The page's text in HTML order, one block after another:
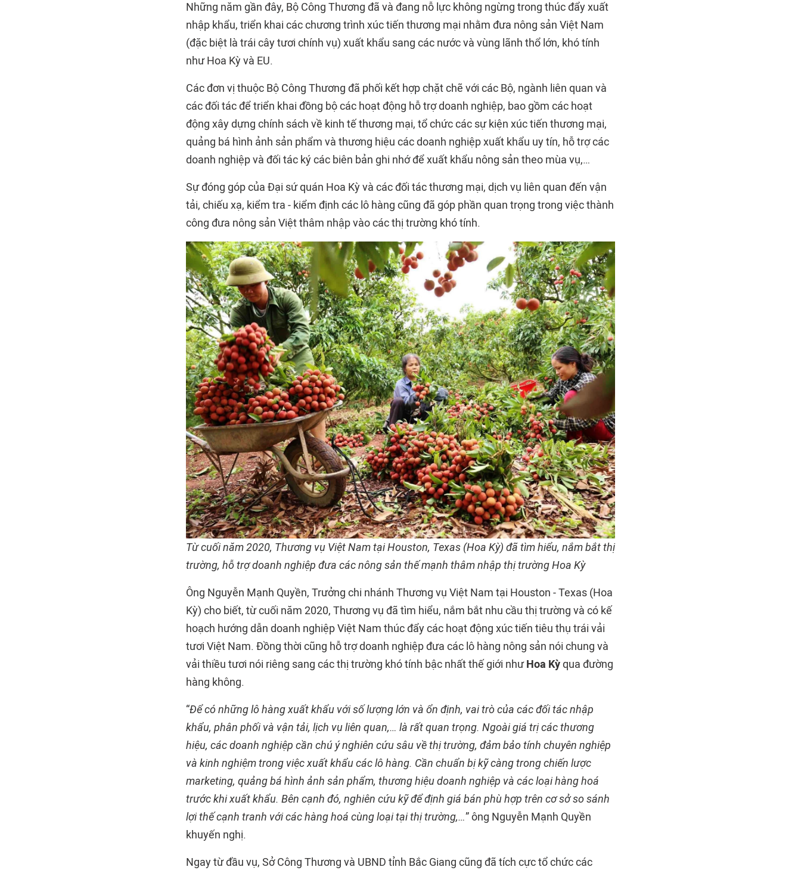
Những năm gần đây, Bộ Công Thương đã và đang nỗ lực không ngừng trong thúc đẩy xuất
nhập khẩu, triển khai các chương trình xúc tiến thương mại nhằm đưa nông sản Việt Nam
(đặc biệt là trái cây tươi chính vụ) xuất khẩu sang các nước và vùng lãnh thổ lớn, khó tính
như Hoa Kỳ và EU.
Các đơn vị thuộc Bộ Công Thương đã phối kết hợp chặt chẽ với các Bộ, ngành liên quan và
các đối tác để triển khai đồng bộ các hoạt động hỗ trợ doanh nghiệp, bao gồm các hoạt
động xây dựng chính sách về kinh tế thương mại, tổ chức các sự kiện xúc tiến thương mại,
quảng bá hình ảnh sản phẩm và thương hiệu các doanh nghiệp xuất khẩu uy tín, hỗ trợ các
doanh nghiệp và đối tác ký các biên bản ghi nhớ để xuất khẩu nông sản theo mùa vụ,…
Sự đóng góp của Đại sứ quán Hoa Kỳ và các đối tác thương mại, dịch vụ liên quan đến vận
tải, chiếu xạ, kiểm tra - kiểm định các lô hàng cũng đã góp phần quan trọng trong việc thành
công đưa nông sản Việt thâm nhập vào các thị trường khó tính.
Từ cuối năm 2020, Thương vụ Việt Nam tại Houston, Texas (Hoa Kỳ) đã tìm hiểu, nắm bắt thị
trường, hỗ trợ doanh nghiệp đưa các nông sản thế mạnh thâm nhập thị trường Hoa Kỳ
Ông Nguyễn Mạnh Quyền, Trưởng chi nhánh Thương vụ Việt Nam tại Houston - Texas (Hoa
Kỳ) cho biết, từ cuối năm 2020, Thương vụ đã tìm hiểu, nắm bắt nhu cầu thị trường và có kế
hoạch hướng dẫn doanh nghiệp Việt Nam thúc đẩy các hoạt động xúc tiến tiêu thụ trái vải
tươi Việt Nam. Đồng thời cũng hỗ trợ doanh nghiệp đưa các lô hàng nông sản nói chung và
vải thiều tươi nói riêng sang các thị trường khó tính bậc nhất thế giới nhưHoa Kỳqua đường
hàng không.
“Để có những lô hàng xuất khẩu với số lượng lớn và ổn định, vai trò của các đối tác nhập
khẩu, phân phối và vận tải, lịch vụ liên quan,… là rất quan trọng. Ngoài giá trị các thương
hiệu, các doanh nghiệp cần chú ý nghiên cứu sâu về thị trường, đảm bảo tính chuyên nghiệp
và kinh nghiệm trong việc xuất khẩu các lô hàng. Cần chuẩn bị kỹ càng trong chiến lược
marketing, quảng bá hình ảnh sản phẩm, thương hiệu doanh nghiệp và các loại hàng hoá
trước khi xuất khẩu. Bên cạnh đó, nghiên cứu kỹ để định giá bán phù hợp trên cơ sở so sánh
lợi thế cạnh tranh với các hàng hoá cùng loại tại thị trường,…” ông Nguyễn Mạnh Quyền
khuyến nghị.
Ngay từ đầu vụ, Sở Công Thương và UBND tỉnh Bắc Giang cũng đã tích cực tổ chức các